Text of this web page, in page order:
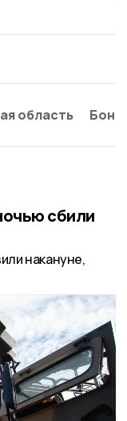
область
сбили
накануне,